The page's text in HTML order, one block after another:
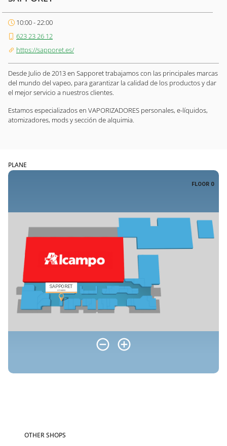
10:00 - 22:00
623 23 26 12
https://sapporet.es/
Desde Julio de 2013 en Sapporet trabajamos con las principales marcas
del mundo del vapeo, para garantizar la calidad de los productos y dar
el mejor servicio a nuestros clientes.
Estamos especializados en VAPORIZADORES personales, e-líquidos,
atomizadores, mods y sección de alquimia.
PLANE
OTHER SHOPS